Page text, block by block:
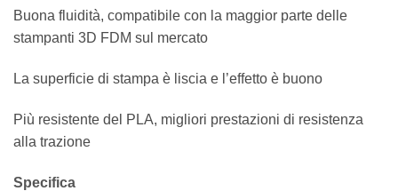
Buona fluidità, compatibile con la maggior parte delle
stampanti 3D FDM sul mercato
La superficie di stampa è liscia e l’effetto è buono
Più resistente del PLA, migliori prestazioni di resistenza
alla trazione
Specifica